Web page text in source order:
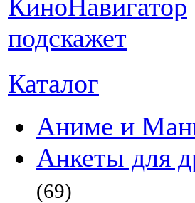
Каталог
Аниме и
Анкеты для
(69)